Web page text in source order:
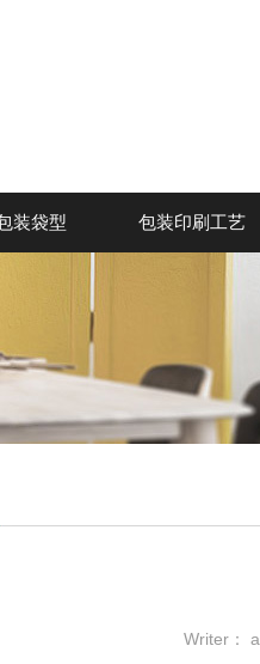
装袋型 包装印刷工艺
Writer：